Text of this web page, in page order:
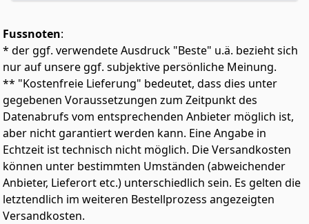
&#10003 Hochwertige Höhenhorn-Emblem auf Brust,
Stehkragen und Höhenhorn-Metallemblem auf dem
linken Ärmel
&#10003 Sämtliche Reißverschluss-Zipperanhänger mit
eingearbeitetem Höhenhorn-Emblem
&#10003 100% Polyester für schnelle Trocknung,
wärme-isolierung und optimale Formbeständigkeit
Fussnoten:
* der ggf. verwendete Ausdruck "Beste" u.ä. bezieht sich
nur auf unsere ggf. subjektive persönliche Meinung.
** "Kostenfreie Lieferung" bedeutet, dass dies unter
gegebenen Voraussetzungen zum Zeitpunkt des
Datenabrufs vom entsprechenden Anbieter möglich ist,
aber nicht garantiert werden kann. Eine Angabe in
Echtzeit ist technisch nicht möglich. Die Versandkosten
können unter bestimmten Umständen (abweichender
Anbieter, Lieferort etc.) unterschiedlich sein. Es gelten die
letztendlich im weiteren Bestellprozess angezeigten
Versandkosten.